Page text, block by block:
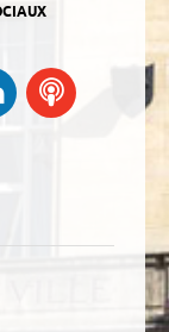
YouTube
nous sur
Retrouvez-
nous sur
Ecoutez